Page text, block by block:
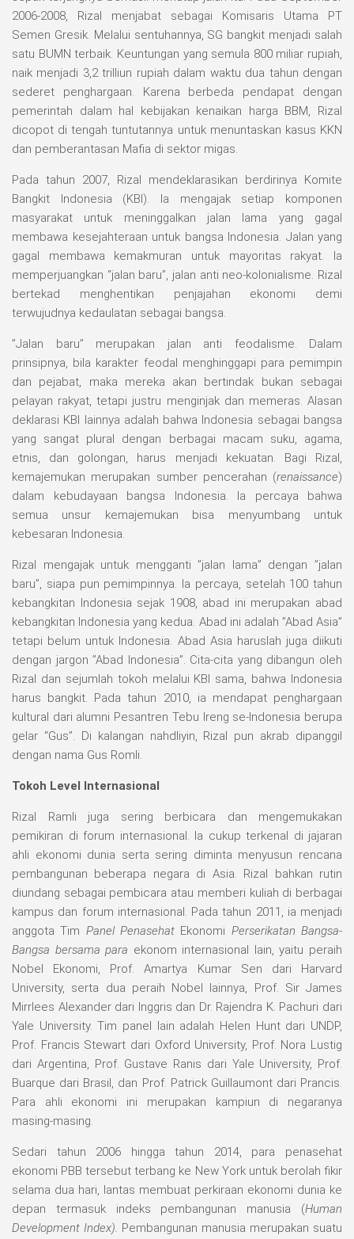
2006-2008, Rizal menjabat sebagai Komisaris Utama PT
Semen Gresik. Melalui sentuhannya, SG bangkit menjadi salah
satu BUMN terbaik. Keuntungan yang semula 800 miliar rupiah,
naik menjadi 3,2 trilliun rupiah dalam waktu dua tahun dengan
sederet penghargaan. Karena berbeda pendapat dengan
pemerintah dalam hal kebijakan kenaikan harga BBM, Rizal
dicopot di tengah tuntutannya untuk menuntaskan kasus KKN
dan pemberantasan Mafia di sektor migas.
Pada tahun 2007, Rizal mendeklarasikan berdirinya Komite
Bangkit Indonesia (KBI). Ia mengajak setiap komponen
masyarakat untuk meninggalkan jalan lama yang gagal
membawa kesejahteraan untuk bangsa Indonesia. Jalan yang
gagal membawa kemakmuran untuk mayoritas rakyat. Ia
memperjuangkan “jalan baru”, jalan anti neo-kolonialisme. Rizal
bertekad menghentikan penjajahan ekonomi demi
terwujudnya kedaulatan sebagai bangsa.
”Jalan baru” merupakan jalan anti feodalisme. Dalam
prinsipnya, bila karakter feodal menghinggapi para pemimpin
dan pejabat, maka mereka akan bertindak bukan sebagai
pelayan rakyat, tetapi justru menginjak dan memeras. Alasan
deklarasi KBI lainnya adalah bahwa Indonesia sebagai bangsa
yang sangat plural dengan berbagai macam suku, agama,
etnis, dan golongan, harus menjadi kekuatan. Bagi Rizal,
kemajemukan merupakan sumber pencerahan (renaissance)
dalam kebudayaan bangsa Indonesia. Ia percaya bahwa
semua unsur kemajemukan bisa menyumbang untuk
kebesaran Indonesia.
Rizal mengajak untuk mengganti ”jalan lama” dengan ”jalan
baru”, siapa pun pemimpinnya. Ia percaya, setelah 100 tahun
kebangkitan Indonesia sejak 1908, abad ini merupakan abad
kebangkitan Indonesia yang kedua. Abad ini adalah ”Abad Asia”
tetapi belum untuk Indonesia. Abad Asia haruslah juga diikuti
dengan jargon ”Abad Indonesia”. Cita-cita yang dibangun oleh
Rizal dan sejumlah tokoh melalui KBI sama, bahwa Indonesia
harus bangkit. Pada tahun 2010, ia mendapat penghargaan
kultural dari alumni Pesantren Tebu Ireng se-Indonesia berupa
gelar “Gus”. Di kalangan nahdliyin, Rizal pun akrab dipanggil
dengan nama Gus Romli.
Tokoh Level Internasional
Rizal Ramli juga sering berbicara dan mengemukakan
pemikiran di forum internasional. Ia cukup terkenal di jajaran
ahli ekonomi dunia serta sering diminta menyusun rencana
pembangunan beberapa negara di Asia. Rizal bahkan rutin
diundang sebagai pembicara atau memberi kuliah di berbagai
kampus dan forum internasional. Pada tahun 2011, ia menjadi
anggota Tim Panel Penasehat Ekonomi Perserikatan Bangsa-
Bangsa bersama para ekonom internasional lain, yaitu peraih
Nobel Ekonomi, Prof. Amartya Kumar Sen dari Harvard
University, serta dua peraih Nobel lainnya, Prof. Sir James
Mirrlees Alexander dari Inggris dan Dr. Rajendra K. Pachuri dari
Yale University. Tim panel lain adalah Helen Hunt dari UNDP,
Prof. Francis Stewart dari Oxford University, Prof. Nora Lustig
dari Argentina, Prof. Gustave Ranis dari Yale University, Prof.
Buarque dari Brasil, dan Prof. Patrick Guillaumont dari Prancis.
Para ahli ekonomi ini merupakan kampiun di negaranya
masing-masing.
Sedari tahun 2006 hingga tahun 2014, para penasehat
ekonomi PBB tersebut terbang ke New York untuk berolah fikir
selama dua hari, lantas membuat perkiraan ekonomi dunia ke
depan termasuk indeks pembangunan manusia (Human
Development Index). Pembangunan manusia merupakan suatu